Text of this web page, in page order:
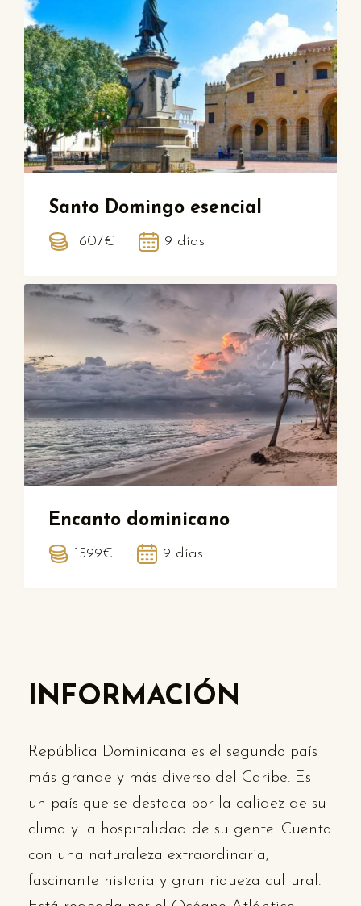
Santo Domingo esencial
1607€ 9 días
Encanto dominicano
1599€ 9 días
INFORMACIÓN
República Dominicana es el segundo país
más grande y más diverso del Caribe. Es
un país que se destaca por la calidez de su
clima y la hospitalidad de su gente. Cuenta
con una naturaleza extraordinaria,
fascinante historia y gran riqueza cultural.